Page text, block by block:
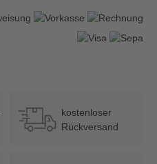
kostenloser
Rückversand